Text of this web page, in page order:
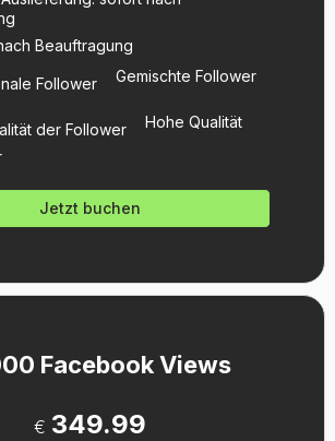
Beauftragung
Gemischte Follower
Hohe Qualität
Jetzt buchen
Facebook Views
€ 349.99